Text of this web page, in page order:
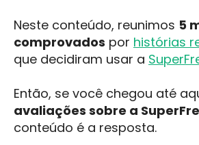
Neste conteúdo, reunimos 5
comprovados por histórias
que decidiram usar a
Então, se você chegou até
avaliações sobre a
conteúdo é a resposta.